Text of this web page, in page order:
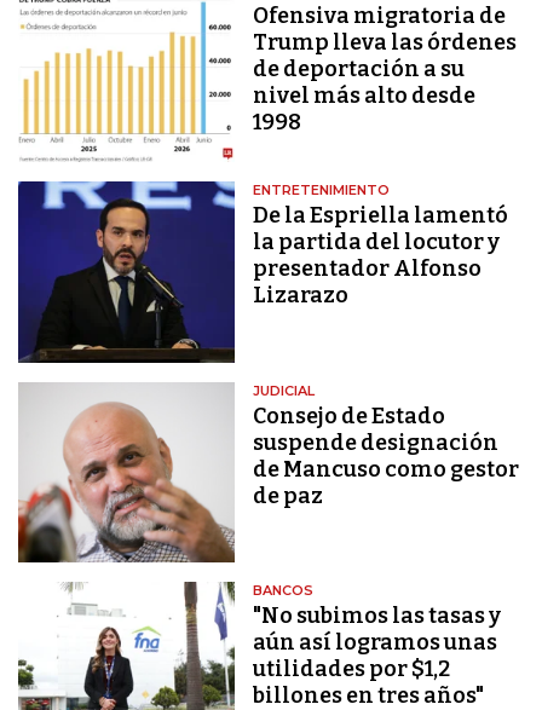
Ofensiva migratoria de
Trump lleva las órdenes
de deportación a su
nivel más alto desde
1998
ENTRETENIMIENTO
De la Espriella lamentó
la partida del locutor y
presentador Alfonso
Lizarazo
JUDICIAL
Consejo de Estado
suspende designación
de Mancuso como gestor
de paz
BANCOS
"No subimos las tasas y
aún así logramos unas
utilidades por $1,2
billones en tres años"